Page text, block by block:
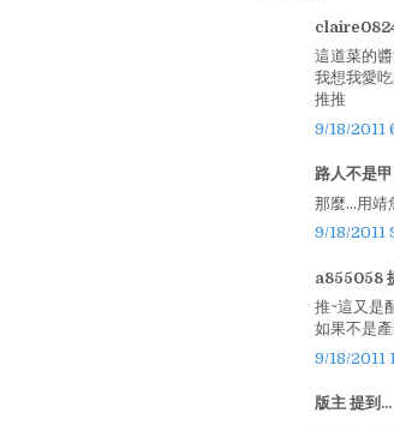
這道菜的
我想我愛
推推
9/18/2011
路人不是
那麼...用靖
9/18/2011
a855058
推~這又是
如果不是
9/18/2011
版主 提到...